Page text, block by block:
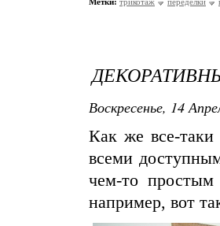
Воскресенье, 14
Как же все-
всеми
чем-то
например, вот